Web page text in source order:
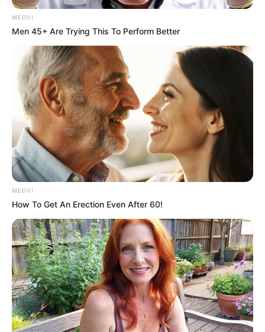
MEDVI
Men 45+ Are Trying This To Perform Better
MEDVI
How To Get An Erection Even After 60!